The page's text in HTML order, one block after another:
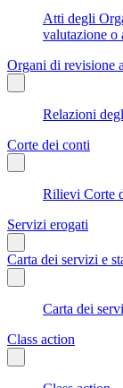
Atti degli
valutazione o
Organi di revisione
Relazioni
Corte dei conti
Rilievi Corte
Servizi erogati
Carta dei servizi e
Carta dei
Class action